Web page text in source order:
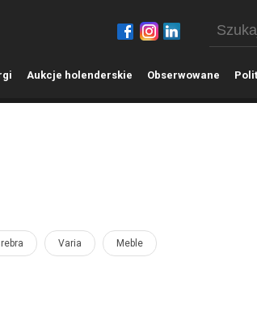
Aukcje holenderskie Obserwowane P
Varia Meble